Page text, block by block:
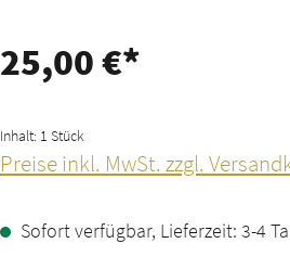
25,00 €*
Inhalt: 1 Stück
Preise inkl. MwSt. zzgl.
Sofort verfügbar, Lieferzeit: 3-4